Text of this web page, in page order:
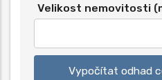
Velikost nemovitosti
Vypočítat odhad